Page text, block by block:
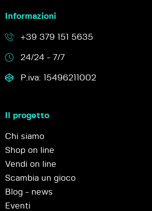
Informazioni
+39 379 151 5635
24/24 - 7/7
P.iva: 15496211002
Il progetto
Chi siamo
Shop on line
Vendi on line
Scambia un gioco
Blog - news
Eventi